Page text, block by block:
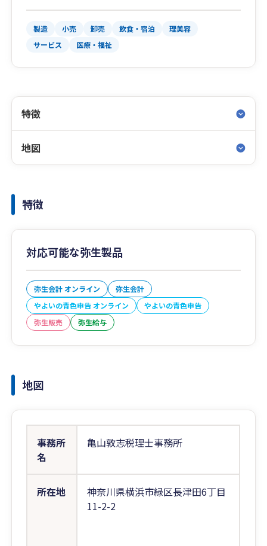
製造 小売 卸売 飲食・宿泊
理美容
サービス
医療・福祉
特徴
地図
特徴
対応可能な弥生製品
弥生会計 オンライン
弥生会計
やよいの青色申告 オンライン
やよいの青色申告
弥生販売
弥生給与
地図
事務所
名
亀山敦志税理士事務所
所在地
神奈川県横浜市緑区長津田6丁目
11-2-2